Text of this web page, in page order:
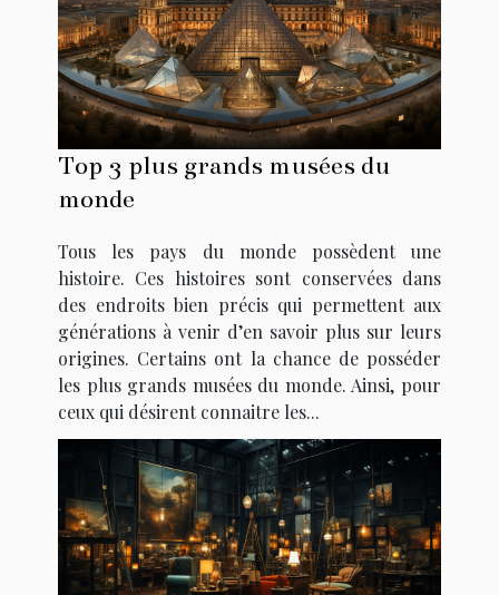
Top 3 plus grands musées du
monde
Tous les pays du monde possèdent une
histoire. Ces histoires sont conservées dans
des endroits bien précis qui permettent aux
générations à venir d’en savoir plus sur leurs
origines. Certains ont la chance de posséder
les plus grands musées du monde. Ainsi, pour
ceux qui désirent connaitre les...